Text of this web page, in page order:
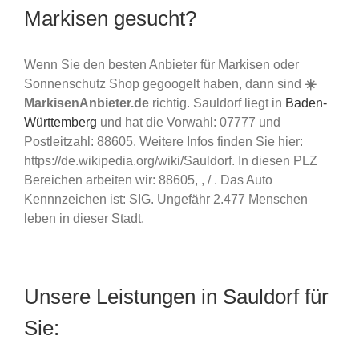
Markisen gesucht?
Wenn Sie den besten Anbieter für Markisen oder
Sonnenschutz Shop gegoogelt haben, dann sind ☀️
MarkisenAnbieter.de richtig. Sauldorf liegt in Baden-
Württemberg und hat die Vorwahl: 07777 und
Postleitzahl: 88605. Weitere Infos finden Sie hier:
https://de.wikipedia.org/wiki/Sauldorf. In diesen PLZ
Bereichen arbeiten wir: 88605, , / . Das Auto
Kennnzeichen ist: SIG. Ungefähr 2.477 Menschen
leben in dieser Stadt.
Unsere Leistungen in Sauldorf für
Sie: